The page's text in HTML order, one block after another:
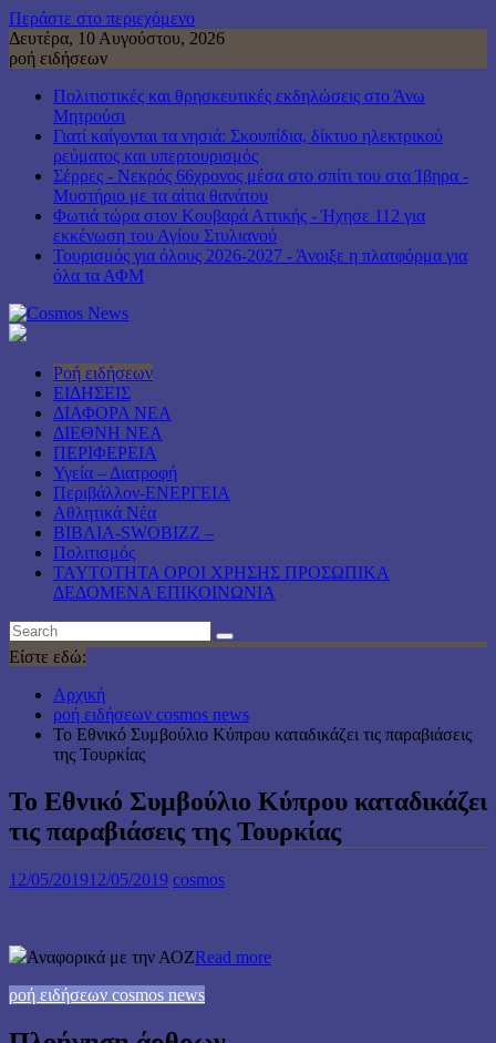
Περάστε στο περιεχόμενο
Δευτέρα, 10 Αυγούστου, 2026
ροή ειδήσεων
Πολιτιστικές και θρησκευτικές εκδηλώσεις στο Άνω
Μητρούσι
Γιατί καίγονται τα νησιά: Σκουπίδια, δίκτυο ηλεκτρικού
ρεύματος και υπερτουρισμός
Σέρρες - Νεκρός 66χρονος μέσα στο σπίτι του στα Ίβηρα -
Μυστήριο με τα αίτια θανάτου
Φωτιά τώρα στον Κουβαρά Αττικής - Ήχησε 112 για
εκκένωση του Αγίου Στυλιανού
Τουρισμός για όλους 2026-2027 - Άνοιξε η πλατφόρμα για
όλα τα ΑΦΜ
Ροή ειδήσεων
ΕΙΔΗΣΕΙΣ
ΔΙΑΦΟΡΑ ΝΕΑ
ΔΙΕΘΝΗ ΝΕΑ
ΠΕΡΙΦΕΡΕΙΑ
Υγεία – Διατροφή
Περιβάλλον-ΕΝΕΡΓΕΙΑ
Αθλητικά Νέα
ΒΙΒΛΙΑ-SWOBIZZ –
Πολιτισμός
TAYTOTHTA ΟΡΟΙ ΧΡΗΣΗΣ ΠΡΟΣΩΠΙΚΑ
ΔΕΔΟΜΕΝΑ ΕΠΙΚΟΙΝΩΝΙΑ
Είστε εδώ:
Αρχική
ροή ειδήσεων cosmos news
Το Εθνικό Συμβούλιο Κύπρου καταδικάζει τις παραβιάσεις
της Τουρκίας
Το Εθνικό Συμβούλιο Κύπρου καταδικάζει
τις παραβιάσεις της Τουρκίας
12/05/201912/05/2019 cosmos
Αναφορικά με την ΑΟΖRead more
ροή ειδήσεων cosmos news